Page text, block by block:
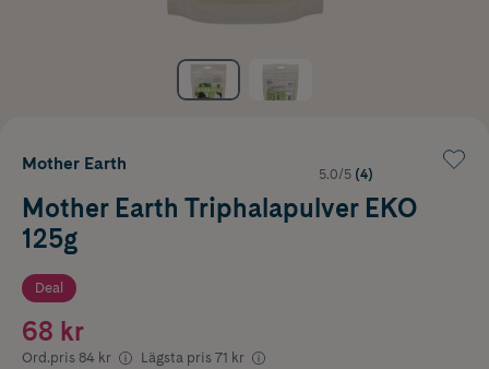
Mother Earth
5.0/5 (4)
Mother Earth Triphalapulver EKO
125g
Deal
68 kr
Ord.pris 84 kr Lägsta pris 71 kr